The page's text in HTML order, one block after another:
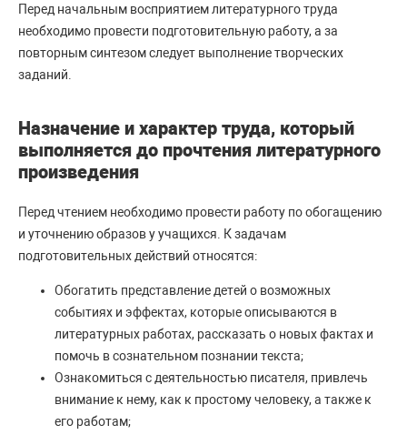
Перед начальным восприятием литературного труда
необходимо провести подготовительную работу, а за
повторным синтезом следует выполнение творческих
заданий.
Назначение и характер труда, который
выполняется до прочтения литературного
произведения
Перед чтением необходимо провести работу по обогащению
и уточнению образов у учащихся. К задачам
подготовительных действий относятся:
Обогатить представление детей о возможных
событиях и эффектах, которые описываются в
литературных работах, рассказать о новых фактах и
помочь в сознательном познании текста;
Ознакомиться с деятельностью писателя, привлечь
внимание к нему, как к простому человеку, а также к
его работам;